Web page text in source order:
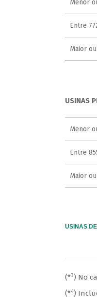
Menor
Entre
Maior
USINAS
Menor
Entre
Maior
USINAS
(*3) No
(*4)